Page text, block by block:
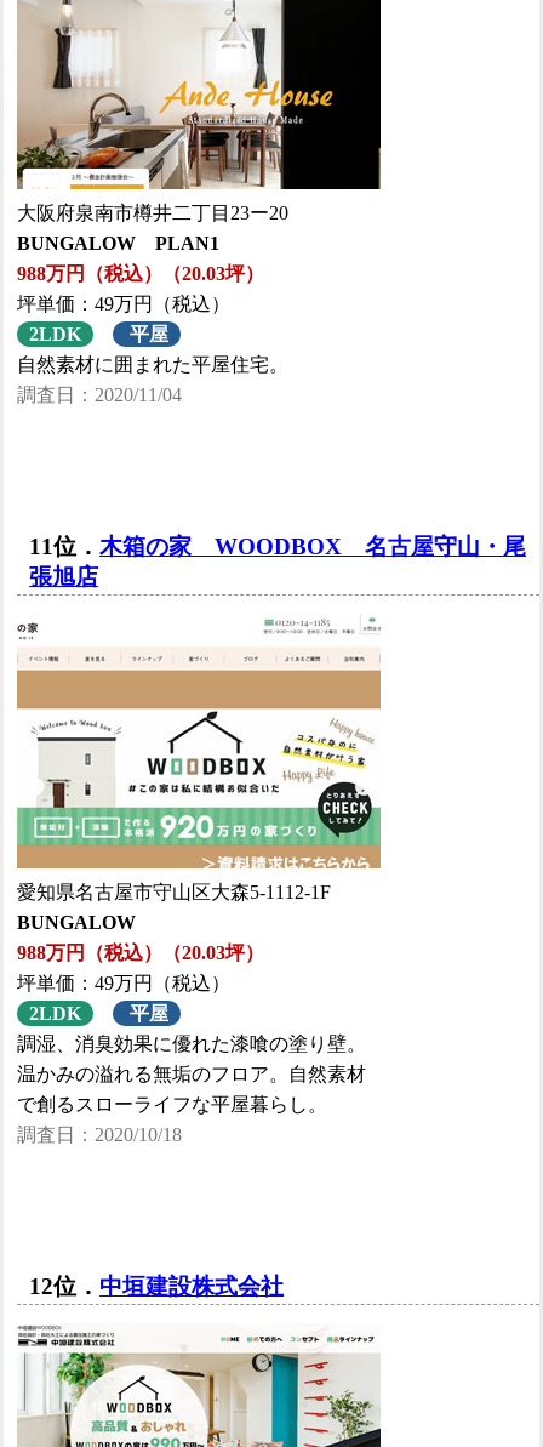
大阪府泉南市樽井二丁目23ー20
BUNGALOW PLAN1
988万円（税込）（20.03坪）
坪単価：49万円（税込）
2LDK
平屋
自然素材に囲まれた平屋住宅。
調査日：2020/11/04
11位．木箱の家 WOODBOX 名古屋守山・尾
張旭店
愛知県名古屋市守山区大森5-1112-1F
BUNGALOW
988万円（税込）（20.03坪）
坪単価：49万円（税込）
2LDK
平屋
調湿、消臭効果に優れた漆喰の塗り壁。
温かみの溢れる無垢のフロア。自然素材
で創るスローライフな平屋暮らし。
調査日：2020/10/18
12位． 中垣建設株式会社